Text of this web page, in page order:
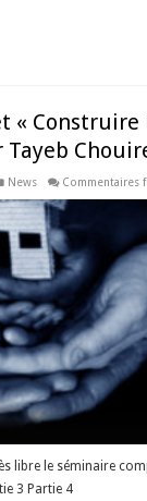
«
Tayeb
News Commentaires
libre le séminaire
3 Partie 4